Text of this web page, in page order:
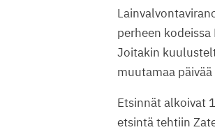
perheen
Joitakin
muutamaa
Etsinnät alkoivat
etsintä tehtiin